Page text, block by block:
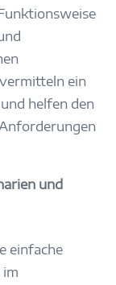
ein
helfen den
und
einfache
im